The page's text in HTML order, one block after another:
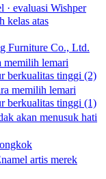
· evaluasi Wishper
kelas atas
Furniture Co., Ltd.
memilih lemari
berkualitas tinggi (2)
memilih lemari
berkualitas tinggi (1)
akan menusuk hati
artis merek